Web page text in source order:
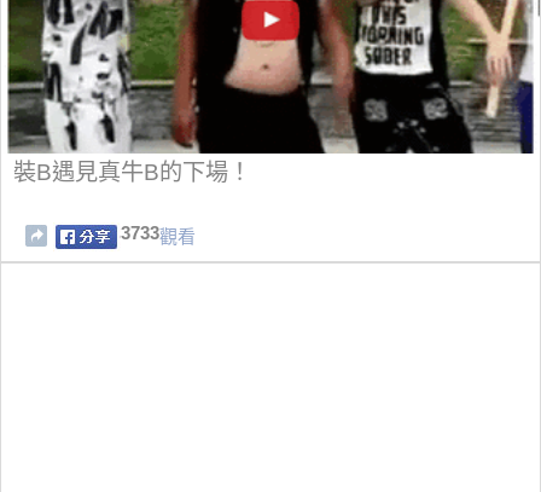
裝B遇見真牛B的下場！
3733觀看